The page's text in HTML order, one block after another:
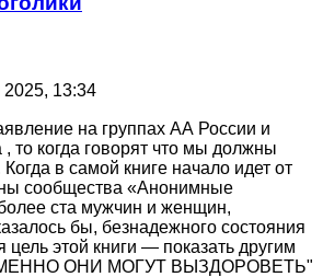
13:34
на группах АА России и
то когда говорят что мы должны
в самой книге начало идет от
сообщества «Анонимные
ста мужчин и женщин,
бы, безнадежного состояния
цель этой книги — показать другим
ОНИ МОГУТ ВЫЗДОРОВЕТЬ"